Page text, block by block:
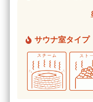
サウナ室タイプ